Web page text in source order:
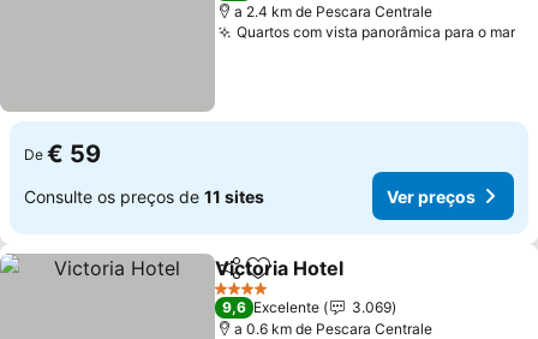
a 2.4 km de Pescara Centrale
Quartos com vista panorâmica para o mar
De € 59
Consulte os preços de 11 sites Ver preços
PartilharAdicionar aos favoritos
Victoria Hotel
4 Estrelas
9,6 Excelente
3.069
a 0.6 km de Pescara Centrale